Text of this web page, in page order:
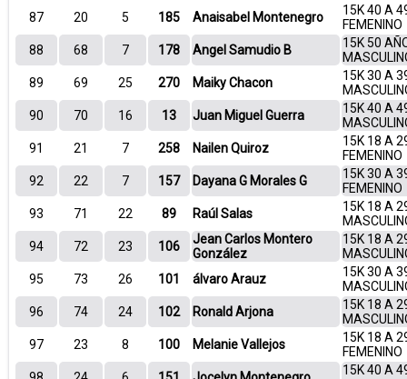
87
20 5 185 Anaisabel Montenegro
15K 40 A
FEMENINO
88
68 7 178 Angel Samudio B
15K 50
89
69 25 270 Maiky Chacon
15K 30 A
90
70 16 13 Juan Miguel Guerra
15K 40 A
91
21 7 258 Nailen Quiroz
15K 18 A
FEMENINO
92
22 7 157 Dayana G Morales G
15K 30 A
FEMENINO
93
71 22 89 Raúl Salas
15K 18 A
94
72 23 106
Jean Carlos Montero
González
15K 18 A
95
73 26 101 álvaro Arauz
15K 30 A
96
74 24 102 Ronald Arjona
15K 18 A
97
23 8 100 Melanie Vallejos
15K 18 A
FEMENINO
15K 40 A